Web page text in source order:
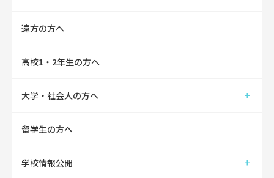
遠方の方へ
高校1・2年生の方へ
大学・社会人の方へ
留学生の方へ
学校情報公開